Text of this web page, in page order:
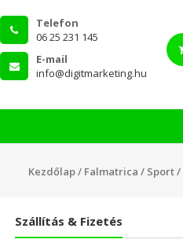
Telefon
06 25 231 145
E-mail
info@digitmarketing.hu
Kezdőlap/ Falmatrica / Sport/
Szállítás & Fizetés